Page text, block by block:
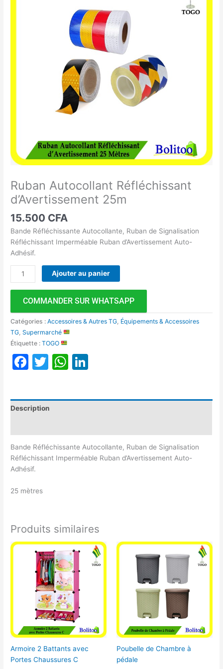
Ruban Autocollant Réfléchissant
d’Avertissement 25m
15.500 CFA
Bande Réfléchissante Autocollante, Ruban de Signalisation
Réfléchissant Imperméable Ruban d’Avertissement Auto-
Adhésif.
Ajouter au panier
COMMANDER SUR WHATSAPP
Catégories :Accessoires & Autres TG Équipements & Accessoires
TG ,Supermarché
Étiquette :TOGO
Facebook
TwitterWhatsApp
Description
Bande Réfléchissante Autocollante, Ruban de Signalisation
Réfléchissant Imperméable Ruban d’Avertissement Auto-
Adhésif.
25 mètres
Produits similaires
Armoire 2 Battants avec
Portes Chaussures C
Poubelle de Chambre à
pédale